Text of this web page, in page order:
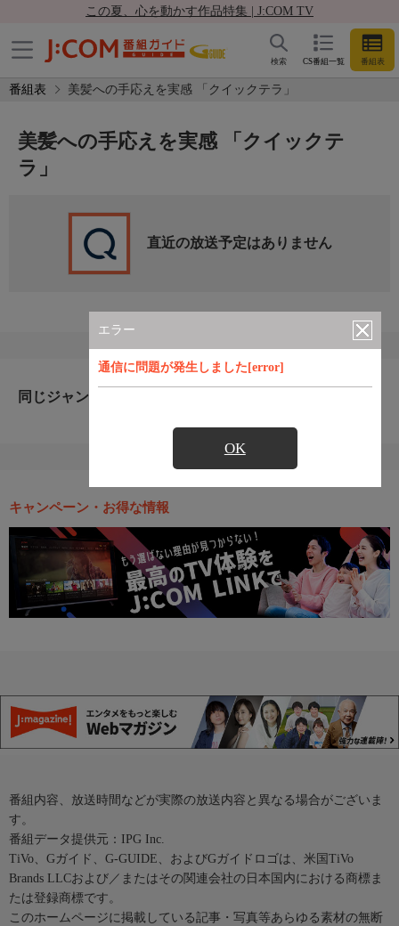
この夏、心を動かす作品特集 | J:COM TV
CS番組一覧 番組表
検索
番組表 美髪への手応えを実感 「クイックテラ」
エラー
通信に問題が発生しました[error]
OK
美髪への手応えを実感 「クイックテ
ラ」
直近の放送予定はありません
同じジャンルのおすすめ番組
キャンペーン・お得な情報
番組内容、放送時間などが実際の放送内容と異なる場合がございま
す。
番組データ提供元：IPG Inc.
TiVo、Gガイド、G-GUIDE、およびGガイドロゴは、米国TiVo
Brands LLCおよび／またはその関連会社の日本国内における商標ま
たは登録商標です。
このホームページに掲載している記事・写真等あらゆる素材の無断